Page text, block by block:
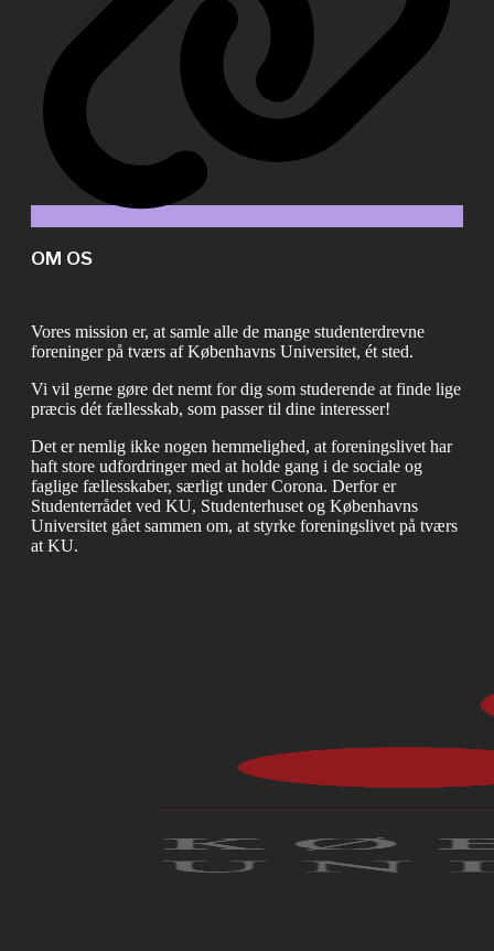
OM OS
Vores mission er, at samle alle de mange studenterdrevne
foreninger på tværs af Københavns Universitet, ét sted.
Vi vil gerne gøre det nemt for dig som studerende at finde lige
præcis dét fællesskab, som passer til dine interesser!
Det er nemlig ikke nogen hemmelighed, at foreningslivet har
haft store udfordringer med at holde gang i de sociale og
faglige fællesskaber, særligt under Corona. Derfor er
Studenterrådet ved KU, Studenterhuset og Københavns
Universitet gået sammen om, at styrke foreningslivet på tværs
at KU.